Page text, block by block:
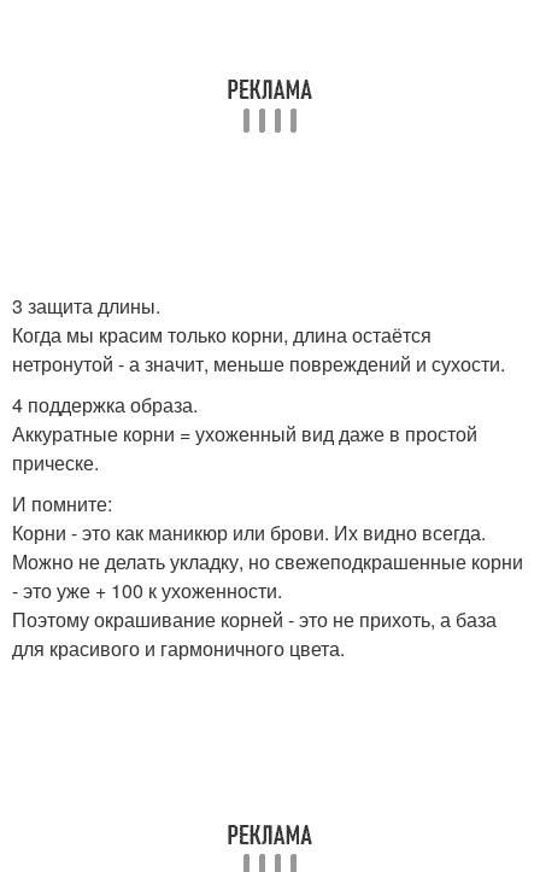
3 защита длины.
Когда мы красим только корни, длина остаётся
нетронутой - а значит, меньше повреждений и сухости.
4 поддержка образа.
Аккуратные корни = ухоженный вид даже в простой
прическе.
И помните:
Корни - это как маникюр или брови. Их видно всегда.
Можно не делать укладку, но свежеподкрашенные корни
- это уже + 100 к ухоженности.
Поэтому окрашивание корней - это не прихоть, а база
для красивого и гармоничного цвета.